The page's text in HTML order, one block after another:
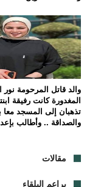
والد قاتل المرحومة نور
المغدورة كانت رفيقة
تذهبان إلى المسجد معا
والصداقة .. وأطالب
مقالات
براعم البلقاء